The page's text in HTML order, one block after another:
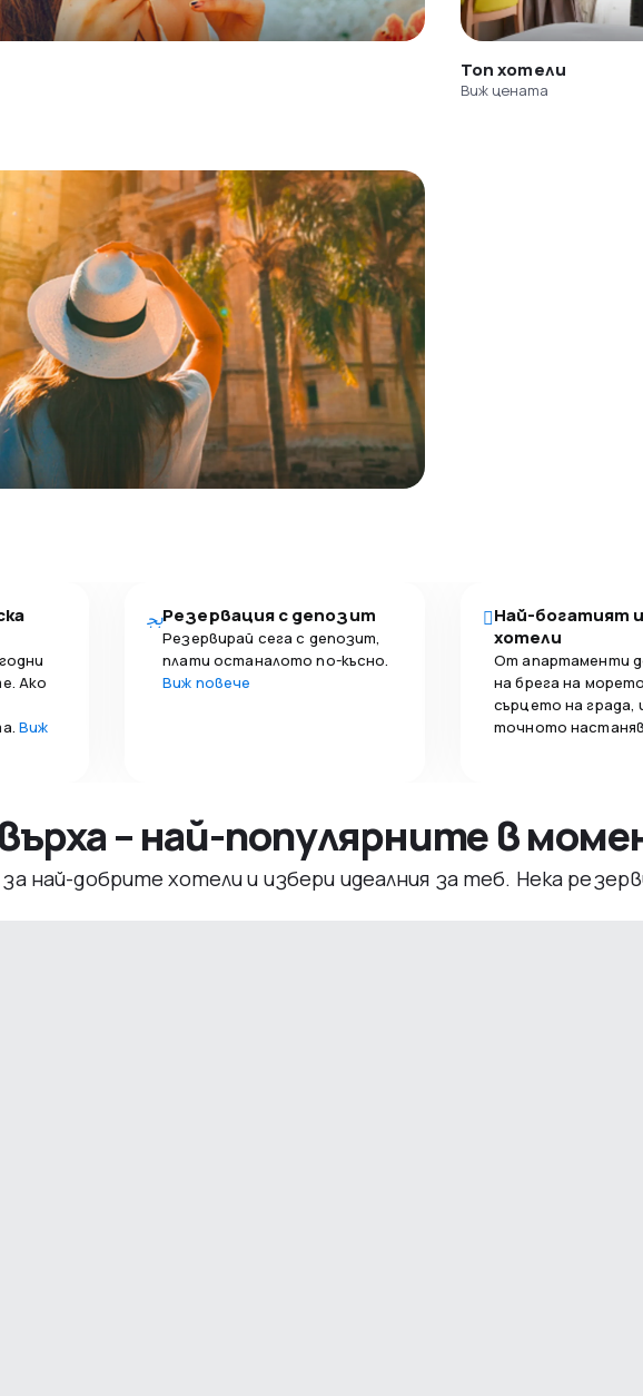
Топ хотели
Виж цената
Ако
Виж
Резервация с депозит
Резервирай сега с депозит,
плати останалото по-късно.
Виж повече
Най-богатият
хотели
От апартаменти
на брега на
сърцето на града,
точното
– най-популярните в
най-добрите хотели и избери идеалния за теб. Нека